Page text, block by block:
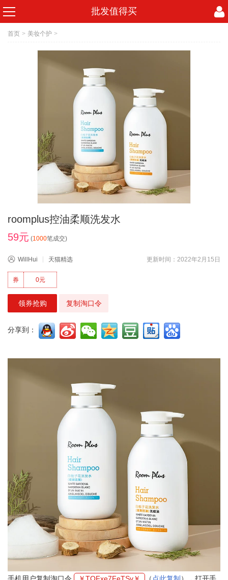
批发值得买
首页 > 美妆个护 >
roomplus控油柔顺洗发水
59元 (1000笔成交)
WillHui 天猫精选 更新时间：2022年2月15日
0元
券
领券抢购 复制淘口令
分享到：